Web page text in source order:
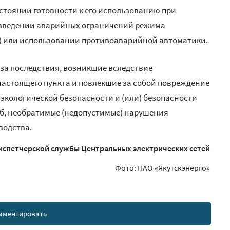
готовности к его использованию при
аварийных ограничений режима
использовании противоаварийной автоматики.
последствия, возникшие вследствие
пункта и повлекшие за собой повреждение
безопасности и (или) безопасности
необратимые (недопустимые) нарушения
службы Центральных электрических сетей
Фото: ПАО «Якутскэнерго»